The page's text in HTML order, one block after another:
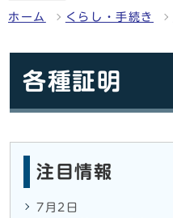
ホーム くらし・手続き
各種証明
注目情報
7月2日